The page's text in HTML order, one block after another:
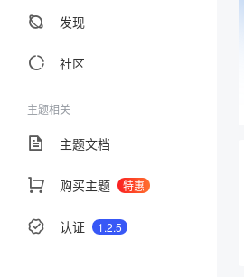
发现
社区
主题相关
主题文档
购买主题 特惠
认证 1.2.5